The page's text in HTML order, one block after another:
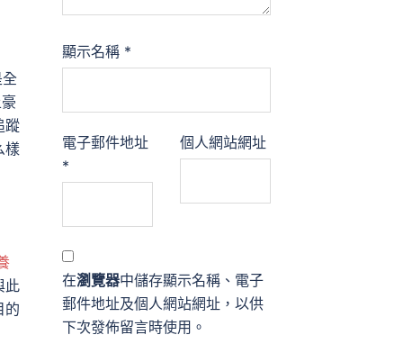
蹤
樣
此
的
顯示名稱 *
電子郵件地址
*
個人網站網址
在瀏覽器中儲存顯示名稱、電子
郵件地址及個人網站網址，以供
下次發佈留言時使用。